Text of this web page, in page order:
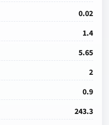
0.02
1.4
5.65
2
0.9
243.3